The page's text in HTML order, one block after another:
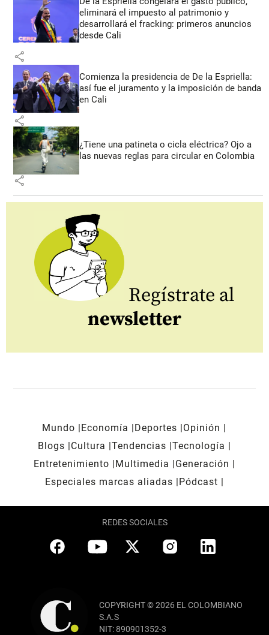
eliminará el impuesto al patrimonio y
desarrollará el fracking: primeros anuncios
desde Cali
share
Comienza la presidencia de De la Espriella:
así fue el juramento y la imposición de banda
en Cali
share
¿Tiene una patineta o cicla eléctrica? Ojo a
las nuevas reglas para circular en Colombia
share
Regístrate al
newsletter
Mundo Economía Deportes
Opinión
Blogs
Cultura Tendencias Tecnología
Entretenimiento
Multimedia
Generación
Especiales marcas aliadas
Pódcast
REDES SOCIALES
COPYRIGHT © 2026 EL COLOMBIANO
S.A.S
NIT: 890901352-3